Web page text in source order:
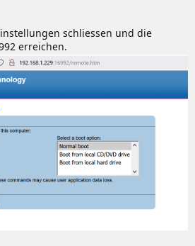
schliessen und die
erreichen.